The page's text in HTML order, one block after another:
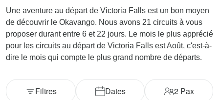
Une aventure au départ de Victoria Falls est un bon moyen
de découvrir le Okavango. Nous avons 21 circuits à vous
proposer durant entre 6 et 22 jours. Le mois le plus apprécié
pour les circuits au départ de Victoria Falls est Août, c'est-à-
dire le mois qui compte le plus grand nombre de départs.
Dates 2Pax
Filtres